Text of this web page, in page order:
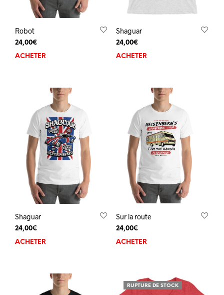
Robot
24,00€
ACHETER
Shaguar
24,00€
ACHETER
Shaguar
24,00€
ACHETER
Sur la route
24,00€
ACHETER
RUPTURE DE STOCK